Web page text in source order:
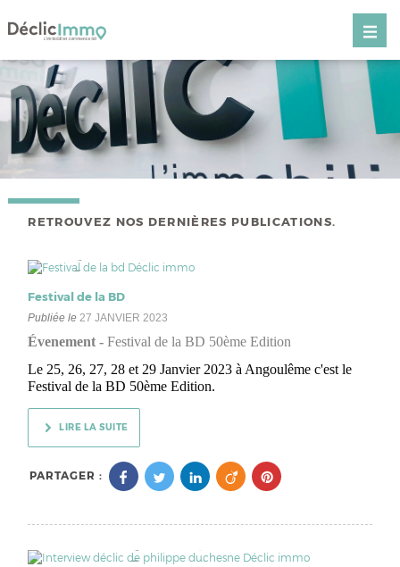
RETROUVEZ NOS DERNIÈRES PUBLICATIONS.
Festival de la BD
Publiée le27 JANVIER 2023
Évenement - Festival de la BD 50ème Edition
Le 25, 26, 27, 28 et 29 Janvier 2023 à Angoulême c'est le
Festival de la BD 50ème Edition.
LIRE LA SUITE
PARTAGER :